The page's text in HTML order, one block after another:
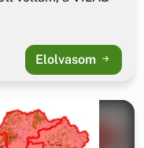
Elolvasom